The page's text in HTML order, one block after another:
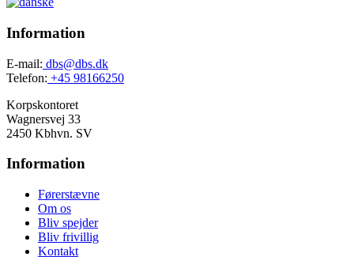
Information
E-mail: dbs@dbs.dk
Telefon: +45 98166250
Korpskontoret
Wagnersvej 33
2450 Kbhvn. SV
Information
Førerstævne
Om os
Bliv spejder
Bliv frivillig
Kontakt